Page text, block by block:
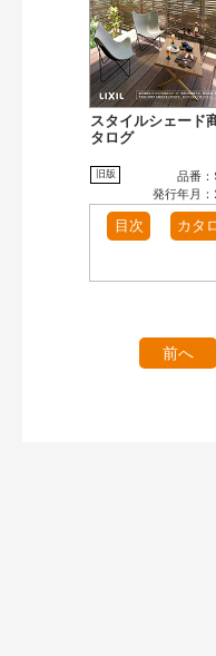
スタイルシェード
タログ
旧版
品番
発行年月
目次 カタ
前へ